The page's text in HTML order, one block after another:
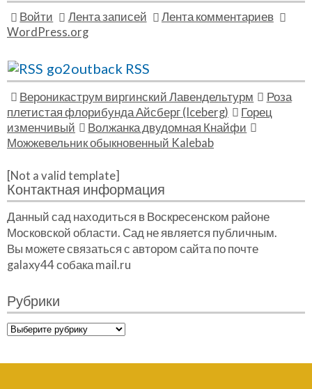
Войти Лента записей
Лента комментариев
WordPress.org
go2outback RSS
Вероникаструм виргинский Лавендельтурм
Роза
плетистая флорибунда Айсберг (Iceberg)
Горец
изменчивый
Волжанка двудомная Кнайфи
Можжевельник обыкновенный Kalebab
[Not a valid template]
Контактная информация
Данный сад находиться в Воскресенском районе
Московской области. Сад не является публичным.
Вы можете связаться с автором сайта по почте
galaxy44 собака mail.ru
Рубрики
Рубрики